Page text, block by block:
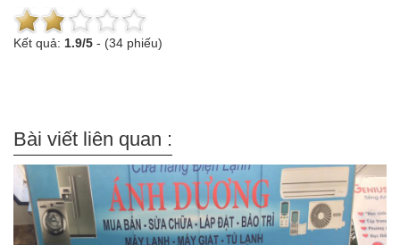
Kết quả: 1.9/5 - (34 phiếu)
Bài viết liên quan :